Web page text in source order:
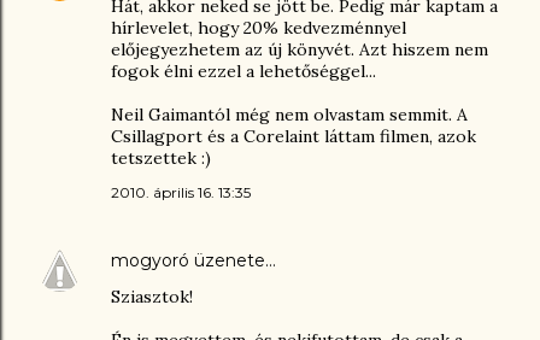
Hát, akkor neked se jött be. Pedig már kaptam a
hírlevelet, hogy 20% kedvezménnyel
előjegyezhetem az új könyvét. Azt hiszem nem
fogok élni ezzel a lehetőséggel...
Neil Gaimantól még nem olvastam semmit. A
Csillagport és a Corelaint láttam filmen, azok
tetszettek :)
2010. április 16. 13:35
mogyoró üzenete…
Sziasztok!